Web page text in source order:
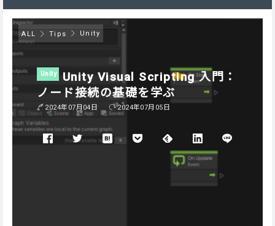
ALL Tips Unity
Unity
Unity Visual Scripting 入門：
ノード接続の基礎を学ぶ
2024年07月04日 2024年07月05日